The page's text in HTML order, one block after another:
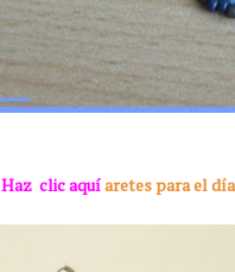
Haz clic aquíaretes para el